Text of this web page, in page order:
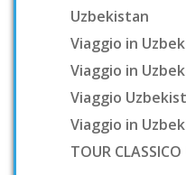
Uzbekistan
Viaggio in
Viaggio in
Viaggio
Viaggio in
TOUR